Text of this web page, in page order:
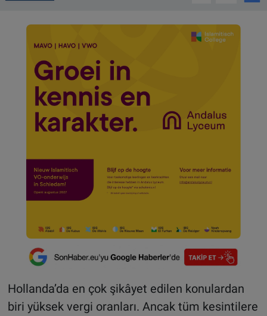
Hollanda’da en çok şikâyet edilen konulardan
biri yüksek vergi oranları. Ancak tüm kesintilere